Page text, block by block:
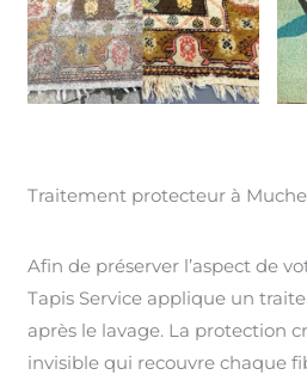
Traitement protecteur à
Afin de préserver l’aspect de
Tapis Service applique un
après le lavage. La protection
invisible qui recouvre chaque